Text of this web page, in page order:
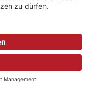
Sitemap